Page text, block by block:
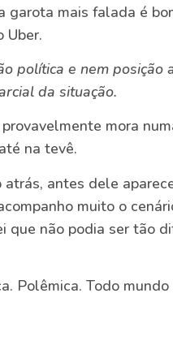
garota mais falada é
Uber.
política e nem posição
da situação.
mora
na tevê.
antes dele
muito o
que não podia ser tão
Polêmica. Todo